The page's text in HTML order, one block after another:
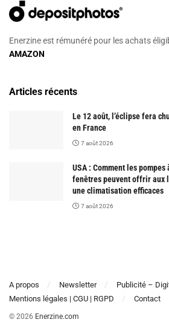
Enerzine est rémunéré pour les achats
AMAZON
Articles récents
Le 12 août, l’éclipse fera
en France
7 août 2026
USA : Comment les
fenêtres peuvent offrir aux
une climatisation efficaces
7 août 2026
A propos Newsletter
Publicité –
Mentions légales | CGU | RGPD
Contact
© 2026 Enerzine.com